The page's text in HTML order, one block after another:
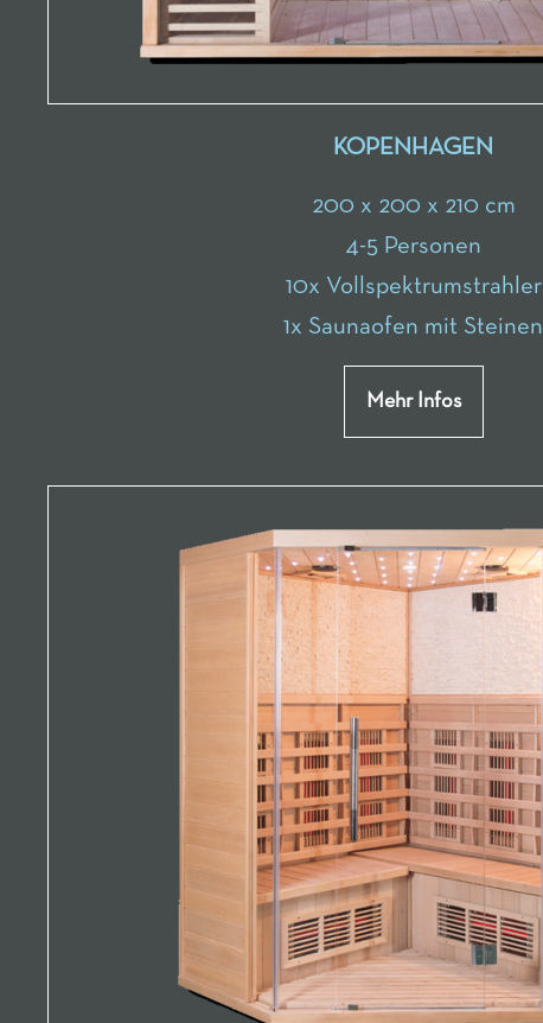
KOPENHAGEN
200 x 200 x 210 cm
4-5 Personen
10x Vollspektrumstrahler
1x Saunaofen mit Steinen
Mehr Infos